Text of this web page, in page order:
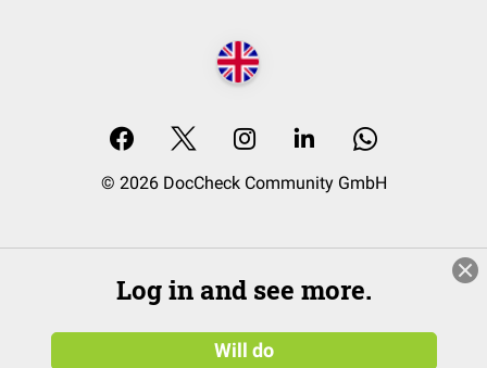
© 2026 DocCheck Community GmbH
Log in and see more.
Will do